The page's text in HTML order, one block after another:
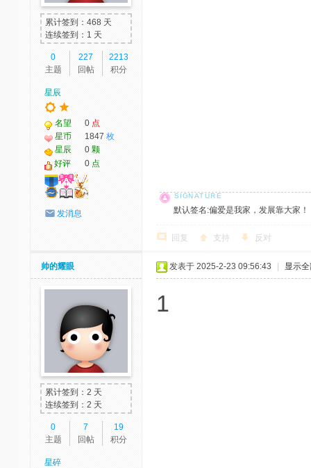
累计签到：468 天
连续签到：1 天
0
主题
227
回帖
2213
积分
星辰
名望 0 点
星币
1847 枚
星辰
0 颗
好评
0 点
发消息 默认签名:偏爱是我家，发展靠大家
回复 支持 反对
帅的耀眼
累计签到：2 天
连续签到：2 天
0
主题
7
回帖
19
积分
星碎
发表于 2025-2-23 09:56:43 显示
1